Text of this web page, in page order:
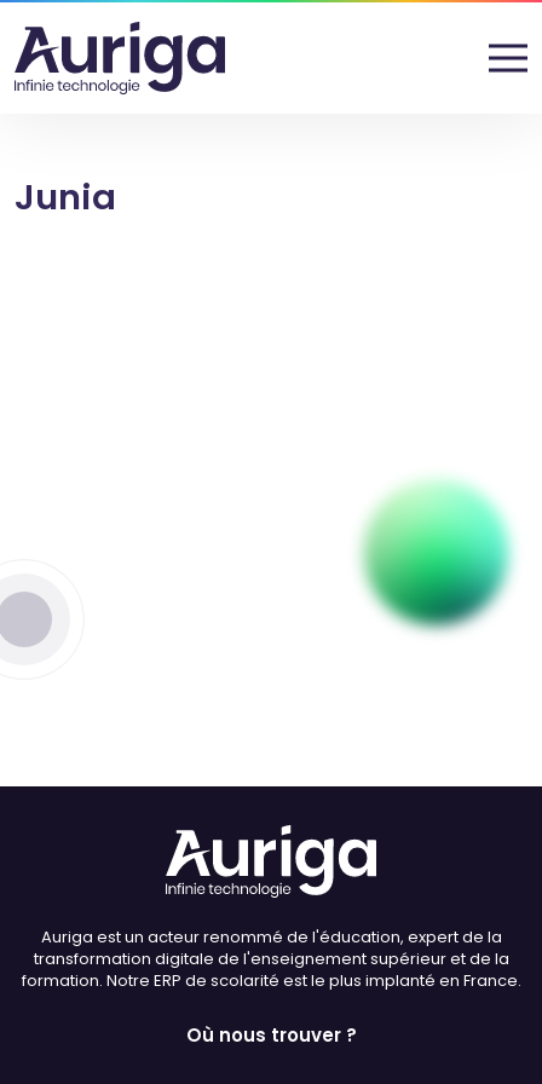
Junia
Auriga est un acteur renommé de l'éducation, expert de la
transformation digitale de l'enseignement supérieur et de la
formation. Notre ERP de scolarité est le plus implanté en France.
Où nous trouver ?
Police (dyslexie)
Défaut Adapter
Taille du texte
Défaut Augmenter